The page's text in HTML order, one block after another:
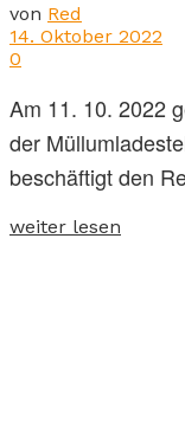
von Red
14. Oktober 2022
0
Am 11. 10. 2022
der
beschäftigt den
weiter lesen